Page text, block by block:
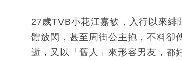
27歲TVB小花江嘉敏，入行以來
體放閃，甚至周街公主抱，不料卻
逝，又以「舊人」來形容男友，都